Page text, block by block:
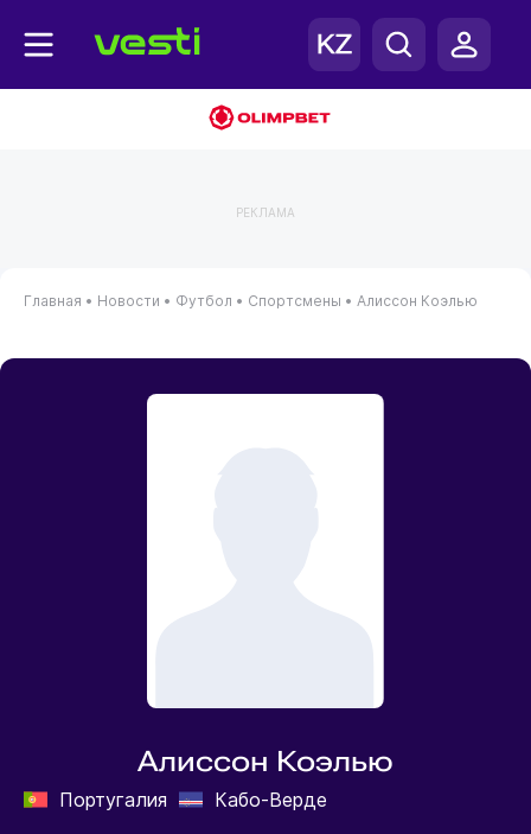
РЕКЛАМА
Главная • Новости • Футбол • Спортсмены • Алиссон Коэлью
Алиссон Коэлью
Португалия
Кабо-Верде